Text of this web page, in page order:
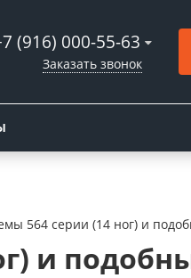
(916) 000-55-63
Заказать звонок
564 серии (14 ног) и
и